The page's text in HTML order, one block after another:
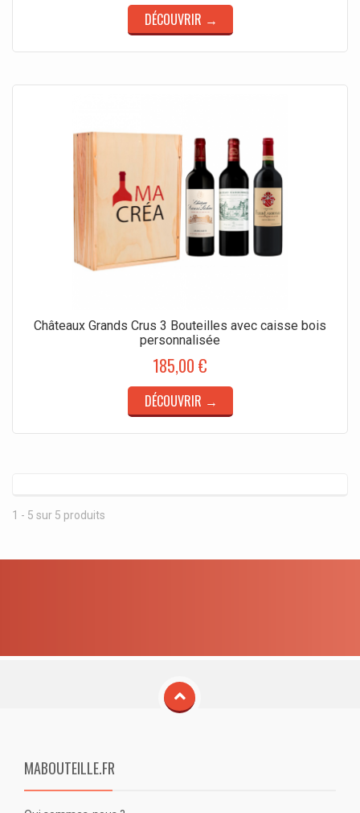
DÉCOUVRIR →
Châteaux Grands Crus 3 Bouteilles avec caisse bois
personnalisée
185,00 €
DÉCOUVRIR →
1 - 5 sur 5 produits
MABOUTEILLE.FR